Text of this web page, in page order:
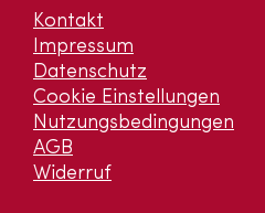
Kontakt
Impressum
Datenschutz
Cookie Einstellungen
Nutzungsbedingungen
AGB
Widerruf